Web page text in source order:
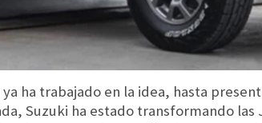
ha trabajado en la idea, hasta
Suzuki ha estado transformando